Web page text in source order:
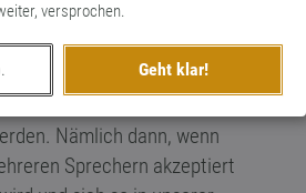
versprochen.
Geht klar!
erleben die wenigsten von
den nächsten Tag.
– Wörter die bei einer
Nämlich dann, wenn
Sprechern akzeptiert